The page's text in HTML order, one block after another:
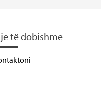
të dobishme